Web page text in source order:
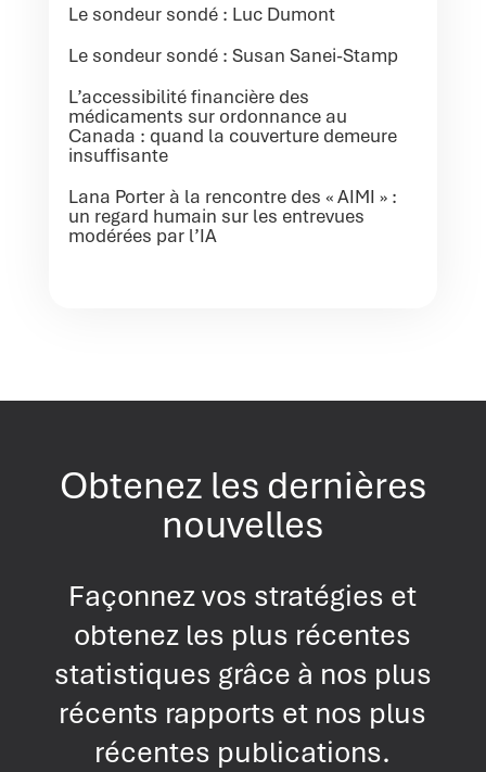
Le sondeur sondé : Luc Dumont
Le sondeur sondé : Susan Sanei-Stamp
L’accessibilité financière des
médicaments sur ordonnance au
Canada : quand la couverture demeure
insuffisante
Lana Porter à la rencontre des « AIMI » :
un regard humain sur les entrevues
modérées par l’IA
Obtenez les dernières
nouvelles
Façonnez vos stratégies et
obtenez les plus récentes
statistiques grâce à nos plus
récents rapports et nos plus
récentes publications.